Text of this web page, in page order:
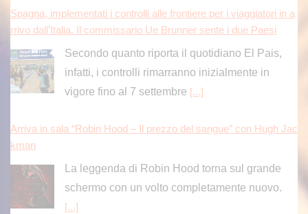
Spagna, implementati i controlli alle frontiere per i viaggiatori in a
rrivo dall’Italia. Il commissario Ue Brunner sente i due Paesi
Secondo quanto riporta il quotidiano El Pais,
infatti, i controlli rimarranno inizialmente in
vigore fino al 7 settembre [...]
Arriva in sala “Robin Hood – Il prezzo del sangue” con Hugh Jac
kman
La leggenda di Robin Hood torna sul grande
schermo con un volto completamente nuovo.
[...]